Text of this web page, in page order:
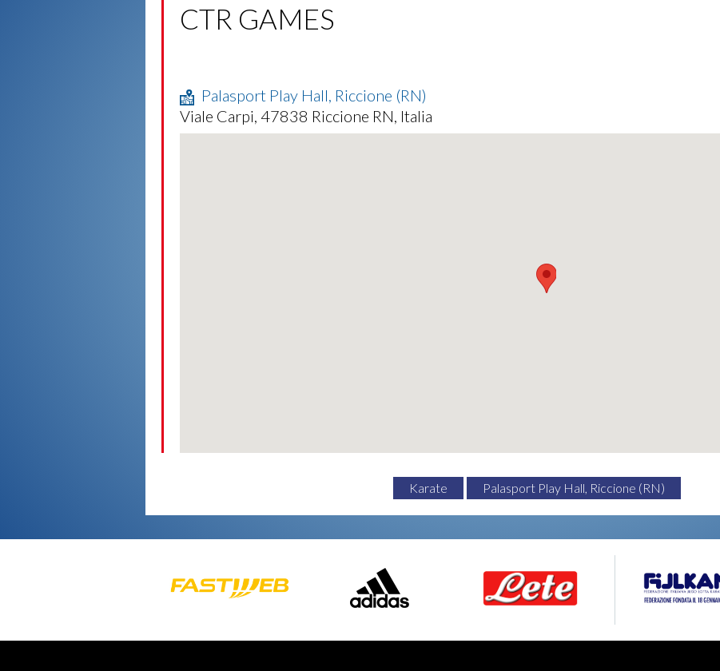
CTR GAMES
Palasport Play Hall, Riccione (RN)
Viale Carpi, 47838 Riccione RN, Italia
Karate Palasport Play Hall, Riccione (RN)